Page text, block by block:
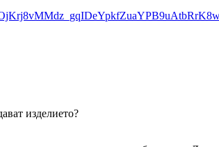
изделието?